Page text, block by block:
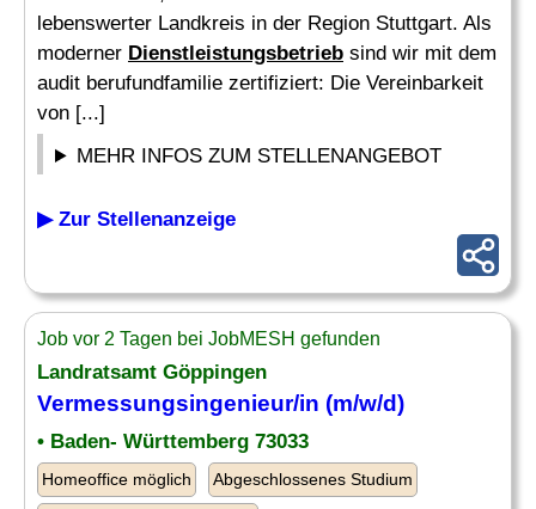
lebenswerter Landkreis in der Region Stuttgart. Als
moderner Dienstleistungsbetrieb sind wir mit dem
audit berufundfamilie zertifiziert: Die Vereinbarkeit
von [...]
MEHR INFOS ZUM STELLENANGEBOT
▶ Zur Stellenanzeige
Job vor 2 Tagen bei JobMESH gefunden
Landratsamt Göppingen
Vermessungsingenieur/in (m/w/d)
• Baden- Württemberg 73033
Homeoffice möglich Abgeschlossenes Studium